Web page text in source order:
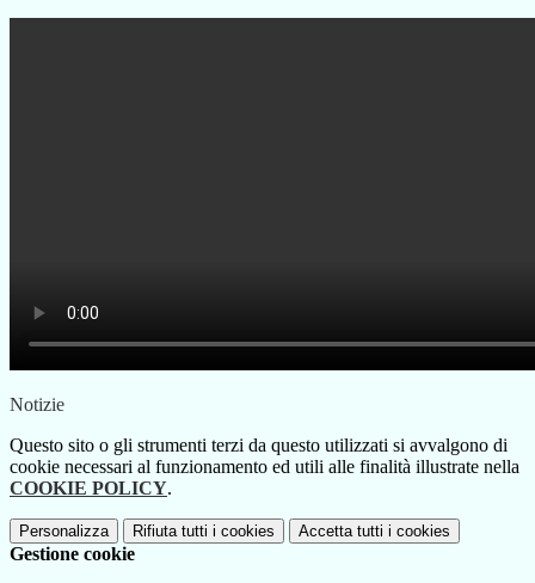
Notizie
Questo sito o gli strumenti terzi da questo utilizzati si avvalgono di
cookie necessari al funzionamento ed utili alle finalità illustrate nella
COOKIE POLICY.
Personalizza Rifiuta tutti i cookies Accetta tutti i cookies
Gestione cookie